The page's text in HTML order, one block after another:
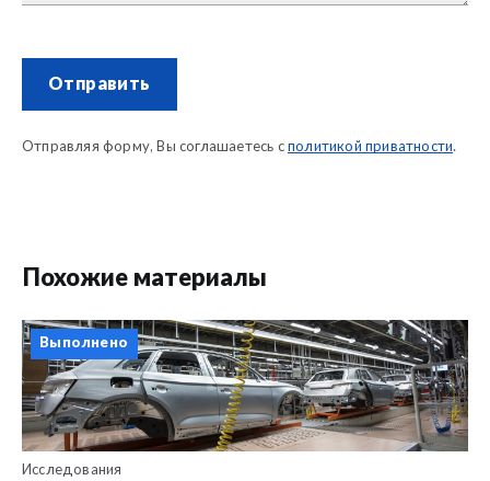
Отправить
Отправляя форму, Вы соглашаетесь с политикой приватности.
Похожие материалы
Выполнено
Исследования